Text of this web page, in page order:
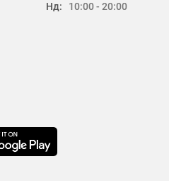
Нд:
10:00 - 20:00